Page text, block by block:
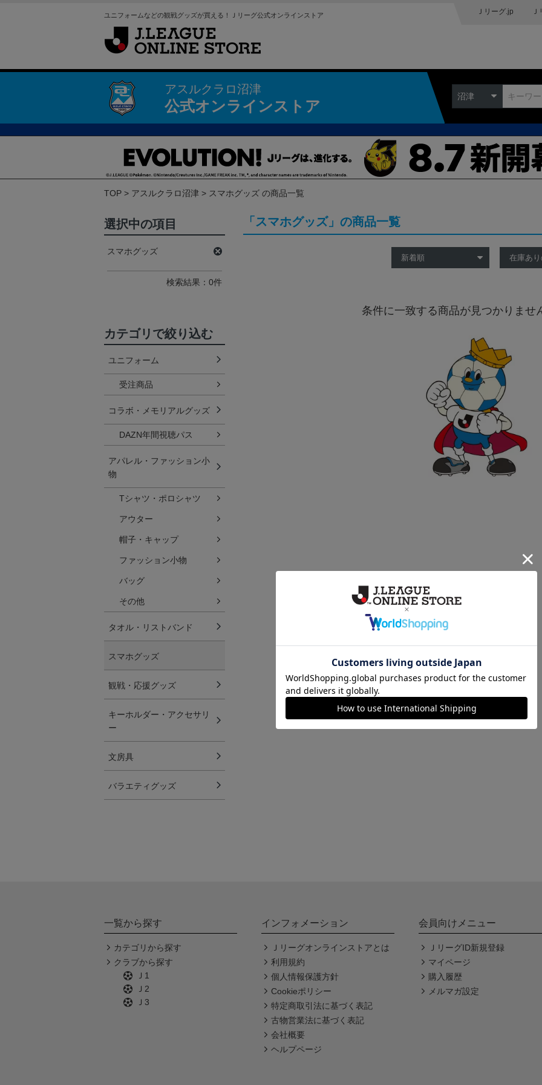
ユニフォームなどの観戦グッズが買える！Ｊリーグ公式オンラインストア Ｊリーグ.jp
アスルクラロ沼津
公式オンラインストア
沼津
TOP アスルクラロ沼津 スマホグッズ の商品一覧
「スマホグッズ」の商品一覧
条件に一致する商品が見つかりませ
選択中の項目
スマホグッズ
検索結果：0件
カテゴリで絞り込む
ユニフォーム
受注商品
コラボ・メモリアルグッズ
DAZN年間視聴パス
アパレル・ファッション小
物
Tシャツ・ポロシャツ
アウター
帽子・キャップ
ファッション小物
バッグ
その他
タオル・リストバンド
スマホグッズ
観戦・応援グッズ
キーホルダー・アクセサリ
ー
文房具
バラエティグッズ
一覧から探す
カテゴリから探す
クラブから探す
Ｊ1
Ｊ2
Ｊ3
インフォメーション
Ｊリーグオンラインストアとは
利用規約
個人情報保護方針
Cookieポリシー
特定商取引法に基づく表記
古物営業法に基づく表記
会社概要
ヘルプページ
会員向けメニュー
ＪリーグID新規登録
マイページ
購入履歴
メルマガ設定